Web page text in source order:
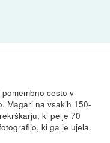
cesto v
Magari na vsakih 150-
ki pelje 70
ki ga je ujela.